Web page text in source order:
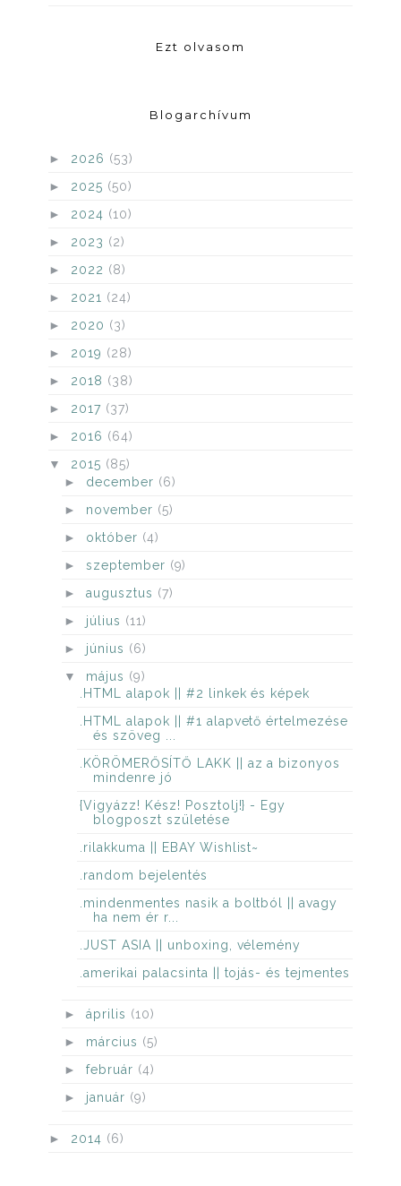
Ezt olvasom
Blogarchívum
► 2026 (53)
► 2025 (50)
► 2024 (10)
► 2023 (2)
► 2022 (8)
► 2021 (24)
► 2020 (3)
► 2019 (28)
► 2018 (38)
► 2017 (37)
► 2016 (64)
▼ 2015 (85)
► december (6)
► november (5)
► október (4)
► szeptember (9)
► augusztus (7)
► július (11)
► június (6)
▼ május (9)
.HTML alapok || #2 linkek és képek
.HTML alapok || #1 alapvető értelmezése
és szöveg ...
.KÖRÖMERŐSÍTŐ LAKK || az a bizonyos
mindenre jó
{Vigyázz! Kész! Posztolj!} - Egy
blogposzt születése
.rilakkuma || EBAY Wishlist~
.random bejelentés
.mindenmentes nasik a boltból || avagy
ha nem ér r...
.JUST ASIA || unboxing, vélemény
.amerikai palacsinta || tojás- és tejmentes
► április (10)
► március (5)
► február (4)
► január (9)
► 2014 (6)